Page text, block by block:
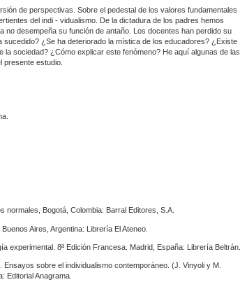
de perspectivas. Sobre el pedestal de los valores fundamentales
del indi - vidualismo. De la dictadura de los padres hemos
no desempeña su función de antaño. Los docentes han perdido su
¿Se ha deteriorado la mística de los educadores? ¿Existe
sociedad? ¿Cómo explicar este fenómeno? He aquí algunas de las
presente estudio.
normales, Bogotá, Colombia: Barral Editores, S.A.
Aires, Argentina: Librería El Ateneo.
experimental. 8ª Edición Francesa. Madrid, España: Librería Beltrán.
sobre el individualismo contemporáneo. (J. Vinyoli y M.
Editorial Anagrama.